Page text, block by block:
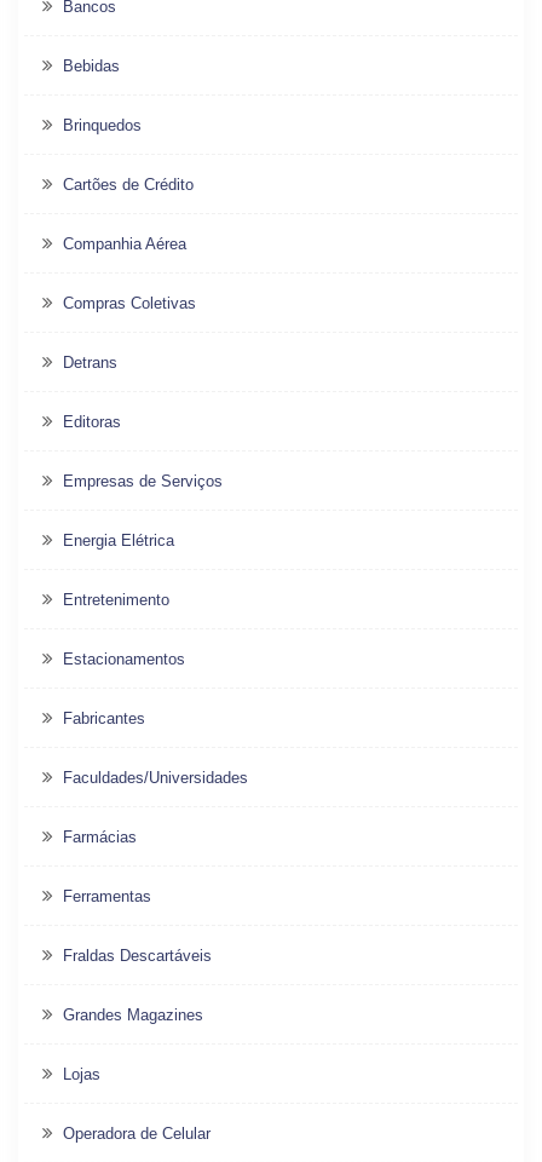
Bancos
Bebidas
Brinquedos
Cartões de Crédito
Companhia Aérea
Compras Coletivas
Detrans
Editoras
Empresas de Serviços
Energia Elétrica
Entretenimento
Estacionamentos
Fabricantes
Faculdades/Universidades
Farmácias
Ferramentas
Fraldas Descartáveis
Grandes Magazines
Lojas
Operadora de Celular